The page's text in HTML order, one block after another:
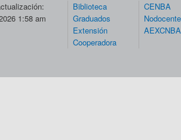
1:58 am
Biblioteca
Graduados
Extensión
Cooperadora
CENBA
AEXCNBA